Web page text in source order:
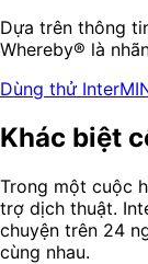
Dựa trên thông
Whereby® là
Dùng thử
Khác biệt
Trong một cuộc
trợ dịch thuật.
chuyện trên 24
cùng nhau.